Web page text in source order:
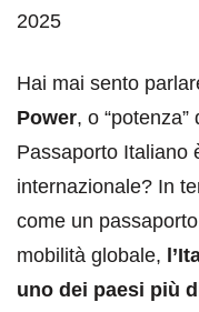
2025
Hai mai sento
Power, o
Passaporto Italiano
internazionale? In
come un
mobilità globale,
uno dei paesi più